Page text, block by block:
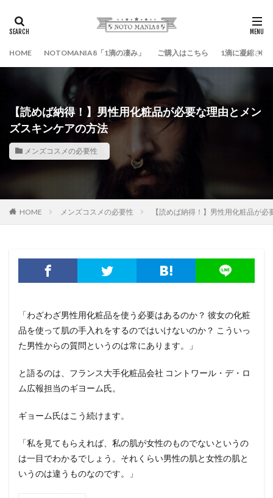
HOME NOTOMANIA8「1滴の凄み」 ご購入はこちら 1滴に凝縮され
【読めば納得！】男性用化粧品が必要な理由とメン
ズスキンケアの方法
メンズコスメの必要性
HOME メンズコスメの必要性 【読めば納得！】男性用化粧品が
「わざわざ男性用化粧品を使う必要はあるのか？ 彼女の化粧
品を使って肌の手入れをするのではいけないのか？ こういっ
た男性からの質問というのは常にあります。」
と語るのは、フランス大手化粧品会社 コントワール・デ・ロ
ム広報担当のギヨーム氏。
ギョーム氏はこう続けます。
「私を見てもらえれば、私の肌が女性のものでないというの
は一目でわかるでしょう。それくらい男性の肌と女性の肌と
いうのは違うものなのです。」